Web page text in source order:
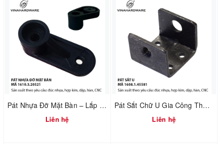
Pát Nhựa Đỡ Mặt Bàn – Lắp Ráp Nhanh & Chuẩn Khoảng Hở | Mã 1610.3.20521
Liên hệ
Pát Sắt Chữ U Gia Công Theo Yêu Cầu – Liên Kết Ngành Gỗ & Cơ Khí | Mã 1608.1.45581
Liên hệ